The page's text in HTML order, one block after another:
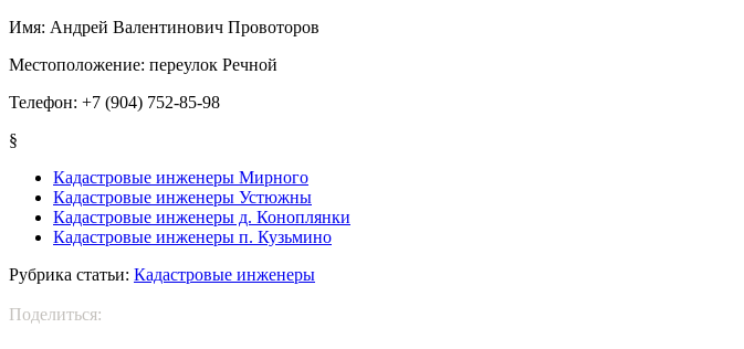
Имя: Андрей Валентинович Провоторов
Местоположение: переулок Речной
Телефон: +7 (904) 752-85-98
§
Кадастровые инженеры Мирного
Кадастровые инженеры Устюжны
Кадастровые инженеры д. Коноплянки
Кадастровые инженеры п. Кузьмино
Рубрика статьи: Кадастровые инженеры
Поделиться: